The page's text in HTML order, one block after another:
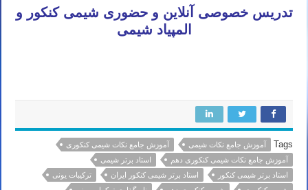
تدریس خصوصی آنلاین و حضوری شیمی کنکور و
المپیاد شیمی
Tags آموزش جامع نکات شیمی
آموزش جامع نکات شیمی کنکوری
آموزش جامع نکات شیمی کنکوری دهم
استاد برتر شیمی
استاد برتر شیمی کنکور
استاد برتر شیمی کنکور ایران
ترکیبات یونی